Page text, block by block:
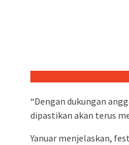
“Dengan dukungan
dipastikan akan terus
Yanuar menjelaskan,